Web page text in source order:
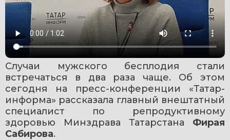
Случаи мужского бесплодия стали
встречаться в два раза чаще. Об этом
сегодня на пресс-конференции «Татар-
информа» рассказала главный внештатный
специалист по репродуктивному
здоровью Минздрава Татарстана Фирая
Сабирова.